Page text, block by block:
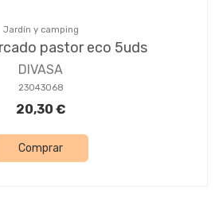
Jardín y camping
pastor eco 5uds
DIVASA
23043068
20,30 €
Comprar